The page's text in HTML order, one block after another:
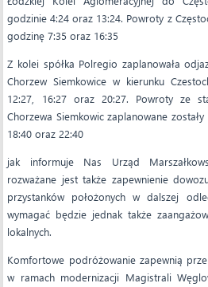
godzinie 4:24 oraz 13:24. Powroty z
godzinę 7:35 oraz 16:35
Z kolei spółka Polregio zaplanowała
Chorzew Siemkowice w kierunku
12:27, 16:27 oraz 20:27. Powroty ze
Chorzewa Siemkowic zaplanowane
18:40 oraz 22:40
jak informuje Nas Urząd
rozważane jest także zapewnienie
przystanków położonych w dalszej
wymagać będzie jednak także
lokalnych.
Komfortowe podróżowanie zapewnią
w ramach modernizacji Magistrali